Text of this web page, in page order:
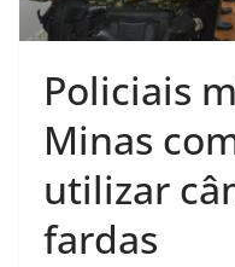
Policiais
Minas
utilizar
fardas